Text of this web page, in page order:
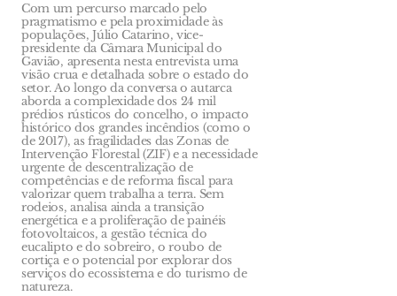
Com um percurso marcado pelo
pragmatismo e pela proximidade às
populações, Júlio Catarino, vice-
presidente da Câmara Municipal do
Gavião, apresenta nesta entrevista uma
visão crua e detalhada sobre o estado do
setor. Ao longo da conversa o autarca
aborda a complexidade dos 24 mil
prédios rústicos do concelho, o impacto
histórico dos grandes incêndios (como o
de 2017), as fragilidades das Zonas de
Intervenção Florestal (ZIF) e a necessidade
urgente de descentralização de
competências e de reforma fiscal para
valorizar quem trabalha a terra. Sem
rodeios, analisa ainda a transição
energética e a proliferação de painéis
fotovoltaicos, a gestão técnica do
eucalipto e do sobreiro, o roubo de
cortiça e o potencial por explorar dos
serviços do ecossistema e do turismo de
natureza.